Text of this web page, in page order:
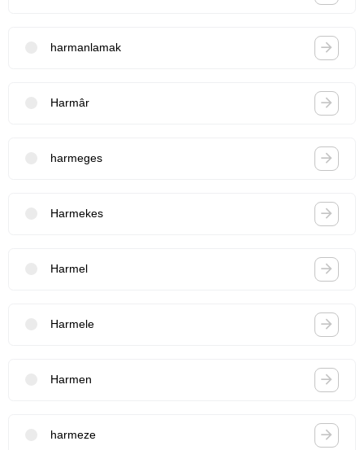
harmanlamak
Harmâr
harmeges
Harmekes
Harmel
Harmele
Harmen
harmeze